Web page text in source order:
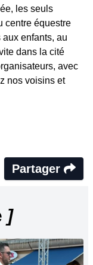
les seuls
centre équestre
enfants, au
dans la cité
avec
nos voisins et
Partager
]